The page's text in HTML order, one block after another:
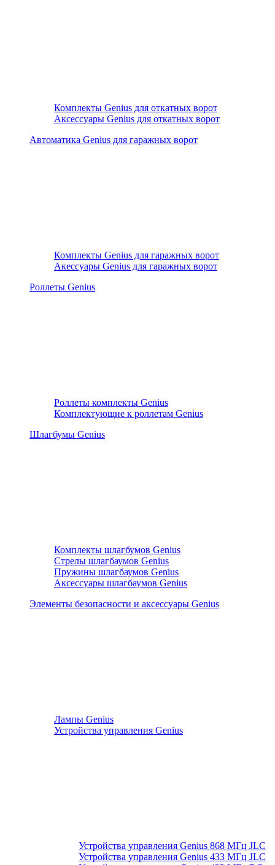
Комплекты Genius для откатных ворот
Аксессуары Genius для откатных ворот
Автоматика Genius для гаражных ворот
Комплекты Genius для гаражных ворот
Акессуары Genius для гаражных ворот
Роллеты Genius
Роллеты комплекты Genius
Комплектующие к роллетам Genius
Шлагбумы Genius
Комплекты шлагбумов Genius
Стрелы шлагбаумов Genius
Пружины шлагбаумов Genius
Аксессуары шлагбаумов Genius
Элементы безопасности и аксессуары Genius
Лампы Genius
Устройства управления Genius
Устройства управления Genius 868 МГц JLC
Устройства управления Genius 433 МГц JLC